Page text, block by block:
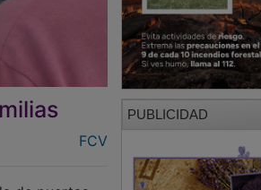
de puertas
recuperó su
PUBLICIDAD